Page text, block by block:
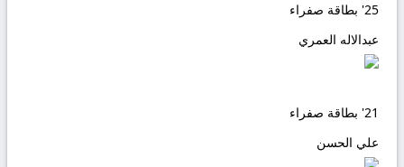
25' بطاقة صفراء
عبدالاله العمري
21' بطاقة صفراء
علي الحسن